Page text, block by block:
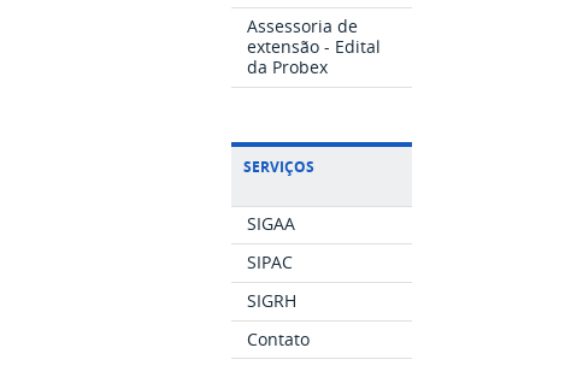
Assessoria de
extensão - Edital
da Probex
SERVIÇOS
SIGAA
SIPAC
SIGRH
Contato